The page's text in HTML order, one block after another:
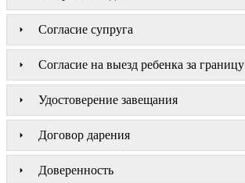
Согласие супруга
Согласие на выезд ребенка за границу
Удостоверение завещания
Договор дарения
Доверенность